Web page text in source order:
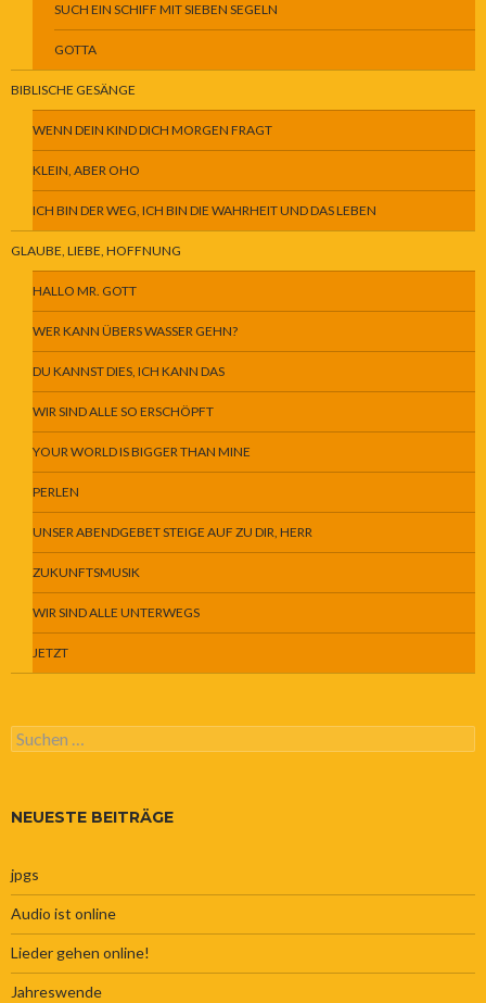
SUCH EIN SCHIFF MIT SIEBEN SEGELN
GOTTA
BIBLISCHE GESÄNGE
WENN DEIN KIND DICH MORGEN FRAGT
KLEIN, ABER OHO
ICH BIN DER WEG, ICH BIN DIE WAHRHEIT UND DAS LEBEN
GLAUBE, LIEBE, HOFFNUNG
HALLO MR. GOTT
WER KANN ÜBERS WASSER GEHN?
DU KANNST DIES, ICH KANN DAS
WIR SIND ALLE SO ERSCHÖPFT
YOUR WORLD IS BIGGER THAN MINE
PERLEN
UNSER ABENDGEBET STEIGE AUF ZU DIR, HERR
ZUKUNFTSMUSIK
WIR SIND ALLE UNTERWEGS
JETZT
Suchen
nach:
NEUESTE BEITRÄGE
jpgs
Audio ist online
Lieder gehen online!
Jahreswende